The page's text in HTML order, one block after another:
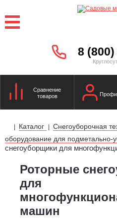
8
Сравнение
товаров
| Каталог | Снегоуборочная
оборудование для
снегоуборщики для
Роторные
для
машин